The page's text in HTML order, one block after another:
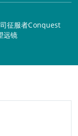
征服者Conquest
远镜